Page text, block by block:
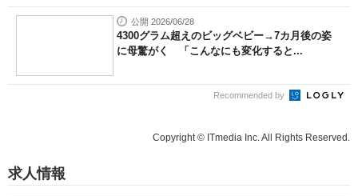
公開 2026/06/28
4300グラム超えのビッグベビー→7カ月後の姿
に母驚がく 「こんなにも変化すると...
Recommended by
Copyright © ITmedia Inc. All Rights Reserved.
求人情報